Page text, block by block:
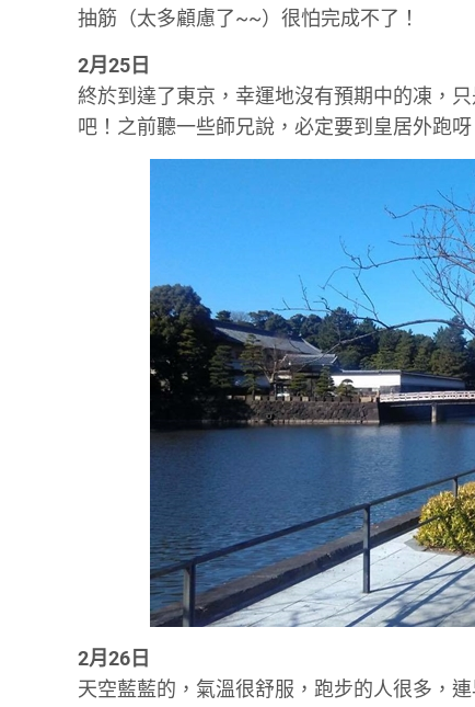
抽筋（太多顧慮了~~）很怕完成不了！
2月25日
終於到達了東京，幸運地沒有預期中的凍，
吧！之前聽一些師兄說，必定要到皇居外跑
2月26日
天空藍藍的，氣溫很舒服，跑步的人很多，